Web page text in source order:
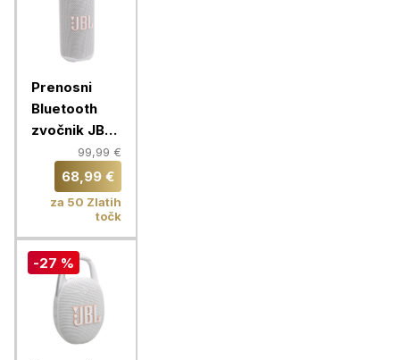
Prenosni
Bluetooth
zvočnik JBL
Grip, white
99,99 €
68,99 €
za 50 Zlatih
točk
-27 %